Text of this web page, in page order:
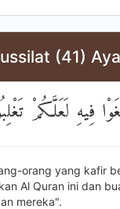
(41)
فِيهِ لَعَلَّكُمْ
orang yang kafir
Al Quran ini dan
mereka".